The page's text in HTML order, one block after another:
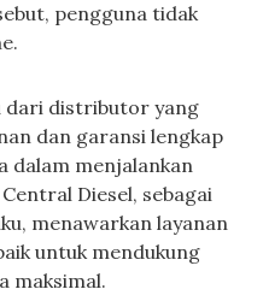
pengguna tidak
dari distributor yang
dan garansi lengkap
dalam menjalankan
Diesel, sebagai
menawarkan layanan
untuk mendukung
maksimal.